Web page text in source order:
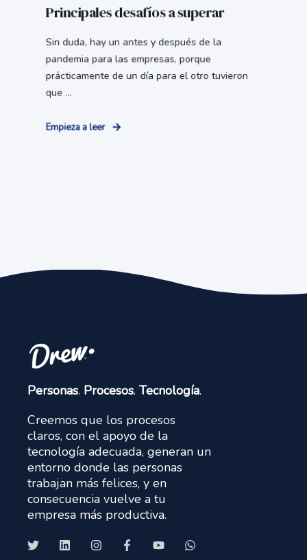
Principales desafíos a superar
Sin duda, hay un antes y después de la
pandemia para las empresas, porque
prácticamente de un día para el otro tuvieron
que ...
Empieza a leer
Personas. Procesos. Tecnología.
Creemos que los procesos
claros, con el apoyo de la
tecnología adecuada, generan un
entorno donde las personas
trabajan más felices, y en
consecuencia vuelve a tu
empresa más productiva.